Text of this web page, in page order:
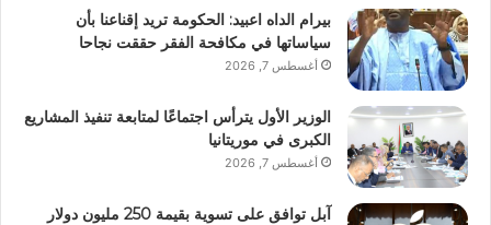
بيرام الداه اعبيد: الحكومة تريد إقناعنا بأن
سياساتها في مكافحة الفقر حققت نجاحا
أغسطس 7, 2026
الوزير الأول يترأس اجتماعًا لمتابعة تنفيذ المشاريع
الكبرى في موريتانيا
أغسطس 7, 2026
آبل توافق على تسوية بقيمة 250 مليون دولار